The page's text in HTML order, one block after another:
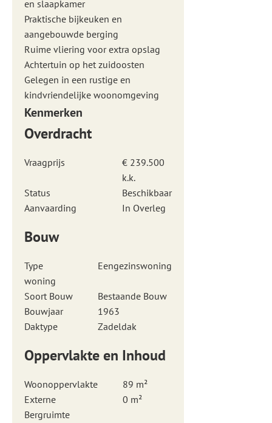
en slaapkamer
Praktische bijkeuken en
aangebouwde berging
Ruime vliering voor extra opslag
Achtertuin op het zuidoosten
Gelegen in een rustige en
kindvriendelijke woonomgeving
Kenmerken
Overdracht
Vraagprijs
€ 239.500
k.k.
Status
Beschikbaar
Aanvaarding
In Overleg
Bouw
Type
woning
Eengezinswoning
Soort Bouw
Bestaande Bouw
Bouwjaar
1963
Daktype
Zadeldak
Oppervlakte en Inhoud
Woonoppervlakte
89 m²
Externe
Bergruimte
0 m²